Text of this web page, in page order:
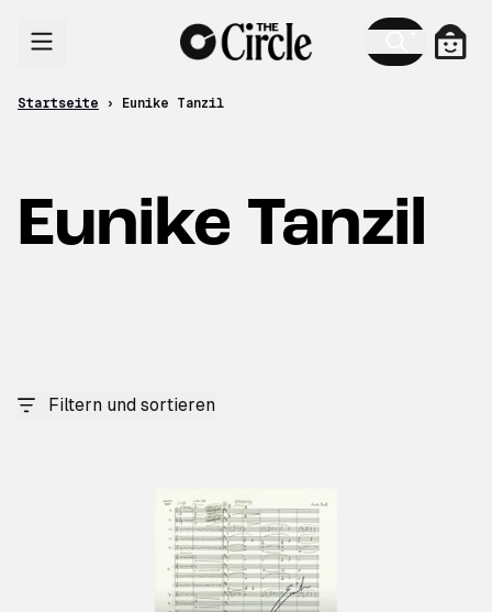
Startseite › Eunike Tanzil
Eunike Tanzil
Filtern und sortieren